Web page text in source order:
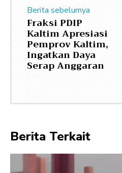
Berita sebelumya
Fraksi PDIP
Kaltim Apresiasi
Pemprov Kaltim,
Ingatkan Daya
Serap Anggaran
Berita Terkait